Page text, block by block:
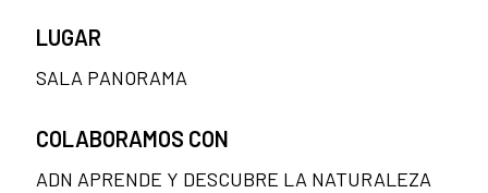
LUGAR
SALA PANORAMA
COLABORAMOS CON
ADN APRENDE Y DESCUBRE LA NATURALEZA